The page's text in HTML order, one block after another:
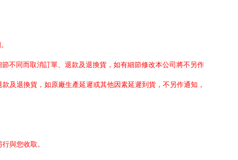
不同而取消訂單、退款及退換貨，如有細節修改本公司將不另作
及退換貨，如原廠生產延遲或其他因素延遲到貨，不另作通知，
與您收取。